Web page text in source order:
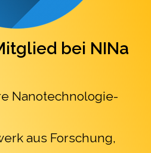
bei NINa
Nanotechnologie-
aus Forschung,